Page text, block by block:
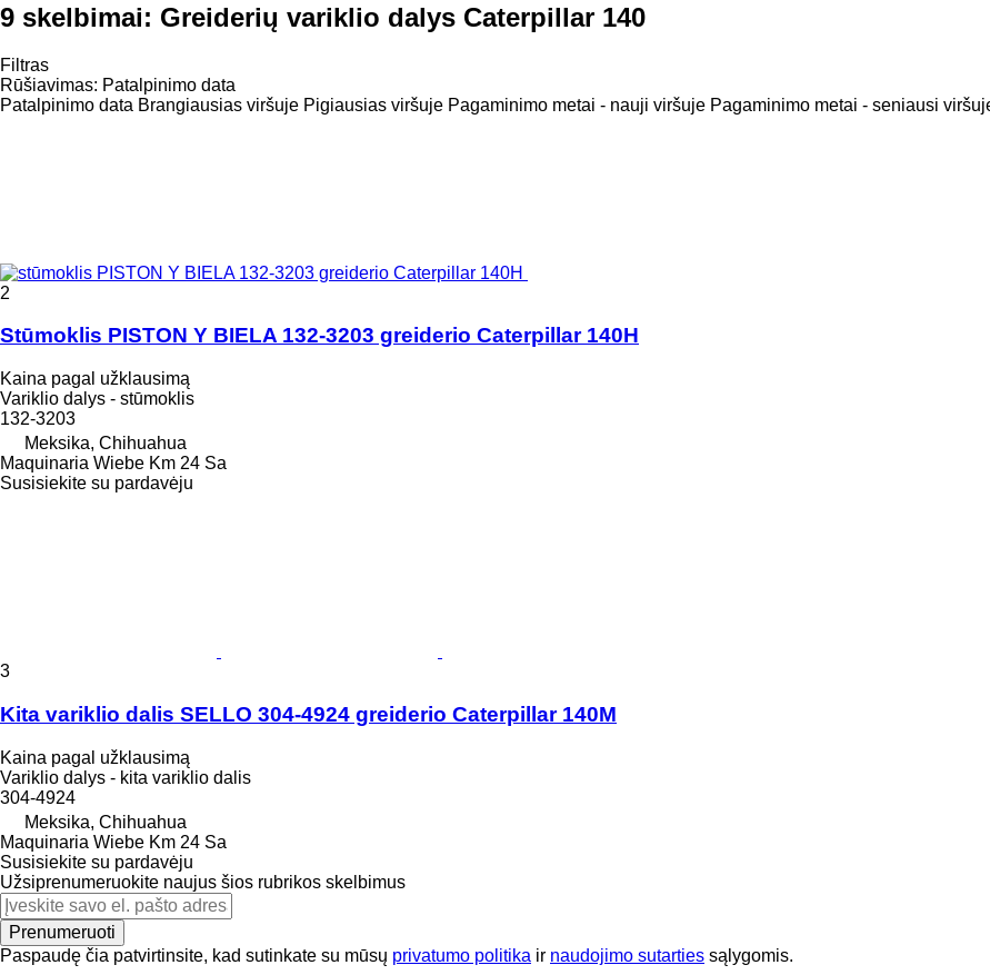
9 skelbimai: Greiderių variklio dalys Caterpillar 140
Filtras
Rūšiavimas: Patalpinimo data
Patalpinimo data Brangiausias viršuje Pigiausias viršuje Pagaminimo metai - nauji viršuje Pagaminimo metai - seniausi
2
Stūmoklis PISTON Y BIELA 132-3203 greiderio Caterpillar 140H
Kaina pagal užklausimą
Variklio dalys - stūmoklis
132-3203
Meksika, Chihuahua
Maquinaria Wiebe Km 24 Sa
Susisiekite su pardavėju
3
Kita variklio dalis SELLO 304-4924 greiderio Caterpillar 140M
Kaina pagal užklausimą
Variklio dalys - kita variklio dalis
304-4924
Meksika, Chihuahua
Maquinaria Wiebe Km 24 Sa
Susisiekite su pardavėju
Užsiprenumeruokite naujus šios rubrikos skelbimus
Prenumeruoti
Paspaudę čia patvirtinsite, kad sutinkate su mūsų privatumo politika ir naudojimo sutarties sąlygomis.